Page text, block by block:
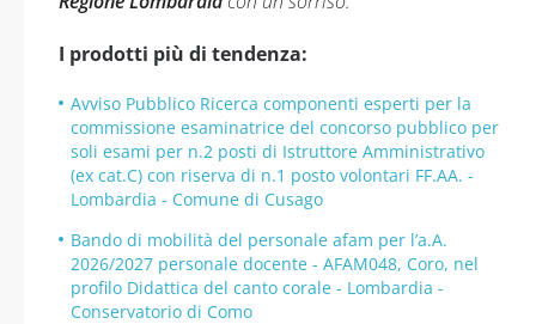
I prodotti più di tendenza:
Avviso Pubblico Ricerca componenti esperti per la
commissione esaminatrice del concorso pubblico per
soli esami per n.2 posti di Istruttore Amministrativo
(ex cat.C) con riserva di n.1 posto volontari FF.AA. -
Lombardia - Comune di Cusago
Bando di mobilità del personale afam per l’a.A.
2026/2027 personale docente - AFAM048, Coro, nel
profilo Didattica del canto corale - Lombardia -
Conservatorio di Como